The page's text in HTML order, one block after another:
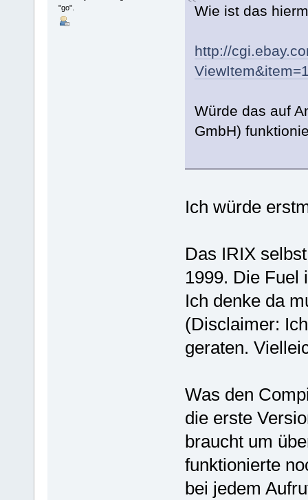
"go".
Wie ist das
http://
Würde das auf
GmbH)
Ich würde
Das IRIX
1999. Die Fuel
Ich denke da
(Disclaimer:
geraten.
Was den
die erste
braucht um
funktionierte
bei jedem